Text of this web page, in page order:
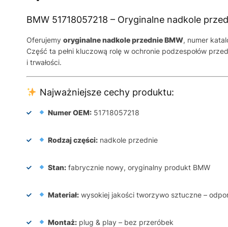
BMW 51718057218 – Oryginalne nadkole
Oferujemy oryginalne nadkole przednie BMW, numer
Część ta pełni kluczową rolę w ochronie podzespołów
i trwałości.
Najważniejsze cechy produktu:
Numer OEM:51718057218
Rodzaj części:nadkole przednie
Stan:fabrycznie nowy, oryginalny produkt BMW
Materiał:wysokiej jakości tworzywo sztuczne –
Montaż:plug & play – bez przeróbek